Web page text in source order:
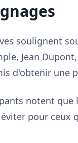
soulignent
Jean
d'obtenir une
notent
pour